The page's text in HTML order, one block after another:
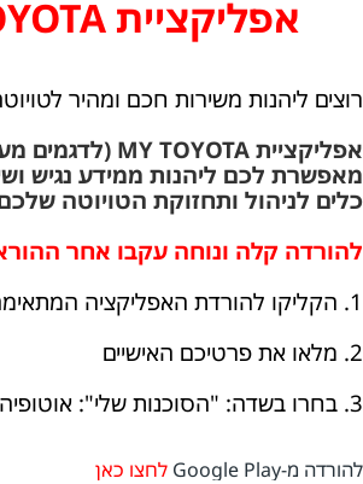
אפליקציית MY TOYOTA
רוצים ליהנות משירות חכם ומהיר
מאפשרת לכם ליהנות ממידע נגיש
כלים לניהול ותחזוקת הטויוטה
להורדה קלה ונוחה עקבו אחר
1. הקליקו להורדת האפליקציה המתאימה למכשירכם
2. מלאו את פרטיכם האישיים
3. בחרו בשדה: "הסוכנות שלי": אוטופיה
להורדה מ-Google Play לחצו כאן